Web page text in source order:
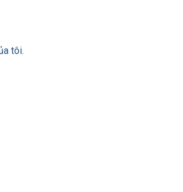
tôi.